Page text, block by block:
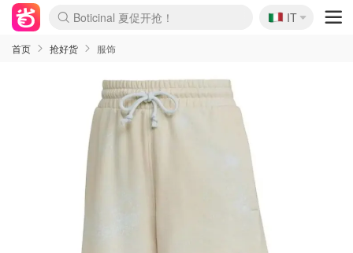
Boticinal 夏促开抢！
速领！Stanley独家85折
Zalando 奥莱闪促！每日更新
🇮🇹
IT
首页 抢好货 服饰